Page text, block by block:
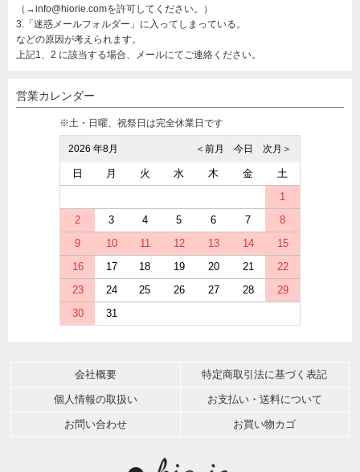
（→info@hiorie.comを許可してください。）
3.「迷惑メールフォルダー」に入ってしまっている。
などの原因が考えられます。
上記1、2 に該当する場合、メールにてご連絡ください。
営業カレンダー
※土・日曜、祝祭日は完全休業日です
2026 年8月 次月＞
今日
＜前月
日 月 火 水 木 金
土
1
2
3 4 5 6 7
8
9
10 11 12 13 14
15
16
17 18 19 20 21
22
23
24 25 26 27 28
29
30
31
会社概要 特定商取引法に基づく表記
個人情報の取扱い お支払い・送料について
お問い合わせ お買い物カゴ